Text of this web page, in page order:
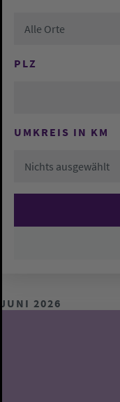
Alle Orte
PLZ
UMKREIS IN KM
Nichts ausgewählt
JUNI 2026